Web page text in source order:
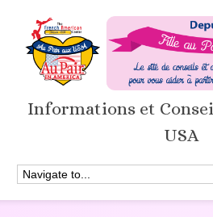
Informations et
USA